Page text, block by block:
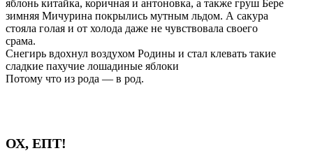
яблонь китайка, коричная и антоновка, а также груш Бере
зимняя Мичурина покрылись мутным льдом. А сакура
стояла голая и от холода даже не чувствовала своего
срама.
Снегирь вдохнул воздухом Родины и стал клевать такие
сладкие пахучие лошадиные яблоки
Потому что из рода — в род.
ОХ, ЕПТ!